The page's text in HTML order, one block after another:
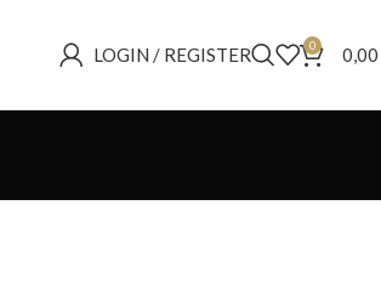
LOGIN / REGISTER 0 0,00